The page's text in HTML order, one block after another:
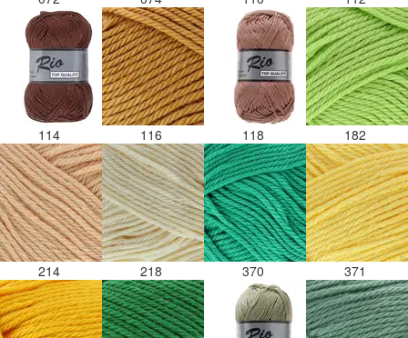
114 116 118 182
214 218 370 371